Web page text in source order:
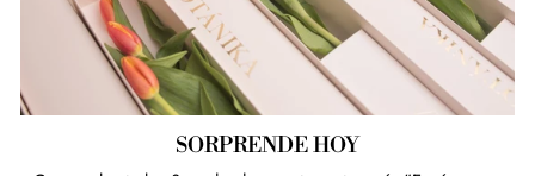
SORPRENDE HOY